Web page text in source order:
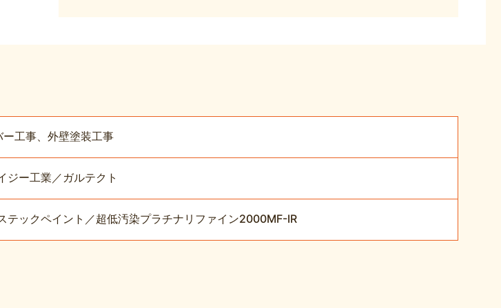
ー工事、外壁塗装工事
ジー工業／ガルテクト
テックペイント／超低汚染プラチナリファイン2000MF-IR